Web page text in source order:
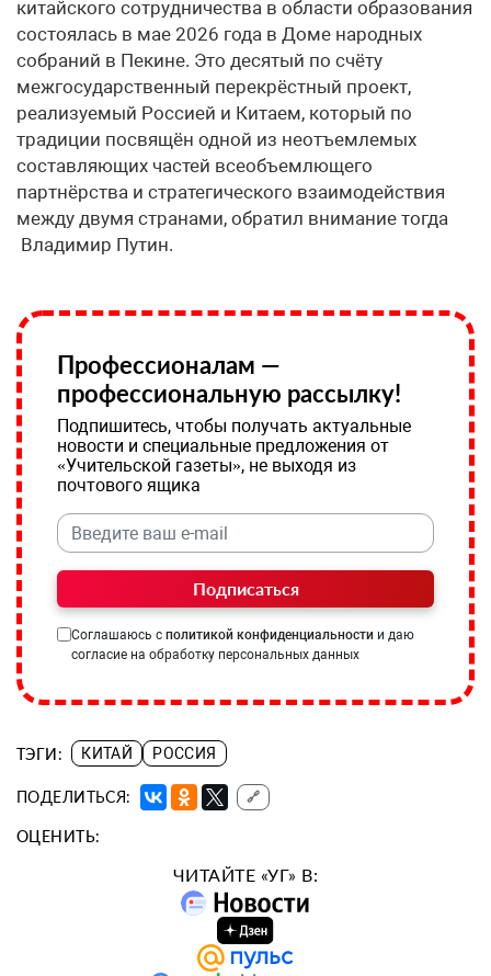
китайского сотрудничества в области образования
состоялась в мае 2026 года в Доме народных
собраний в Пекине. Это десятый по счёту
межгосударственный перекрёстный проект,
реализуемый Россией и Китаем, который по
традиции посвящён одной из неотъемлемых
составляющих частей всеобъемлющего
партнёрства и стратегического взаимодействия
между двумя странами, обратил внимание тогда
Владимир Путин.
Профессионалам —
профессиональную рассылку!
Подпишитесь, чтобы получать актуальные
новости и специальные предложения от
«Учительской газеты», не выходя из
почтового ящика
Подписаться
Соглашаюсь с политикой конфиденциальности и даю
согласие на обработку персональных данных
ТЭГИ: КИТАЙ РОССИЯ
ПОДЕЛИТЬСЯ: 🔗
ОЦЕНИТЬ:
ЧИТАЙТЕ «УГ» В: